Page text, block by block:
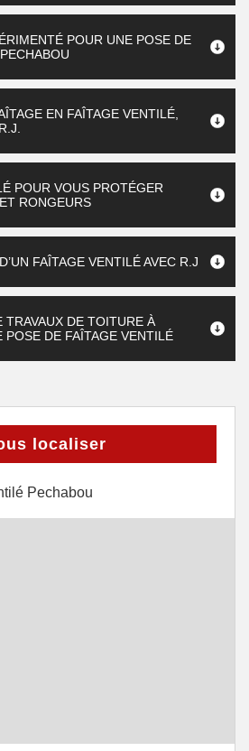
POUR UNE POSE DE
EN FAÎTAGE VENTILÉ,
POUR VOUS PROTÉGER
RONGEURS
FAÎTAGE VENTILÉ AVEC R.J
TRAVAUX DE TOITURE À
POSE DE FAÎTAGE VENTILÉ
localiser
Pechabou